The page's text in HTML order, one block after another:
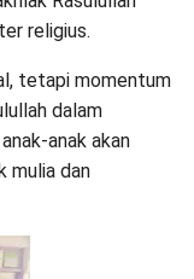
religius.
tetapi momentum
dalam
anak akan
mulia dan